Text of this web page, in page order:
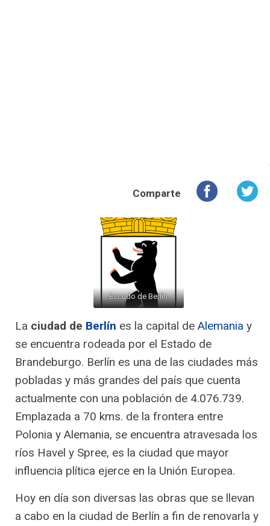
Comparte
Escudo de Berlín
La ciudad de Berlín es la capital de Alemania y
se encuentra rodeada por el Estado de
Brandeburgo. Berlín es una de las ciudades más
pobladas y más grandes del país que cuenta
actualmente con una población de 4.076.739.
Emplazada a 70 kms. de la frontera entre
Polonia y Alemania, se encuentra atravesada los
ríos Havel y Spree, es la ciudad que mayor
influencia plítica ejerce en la Unión Europea.
Hoy en día son diversas las obras que se llevan
a cabo en la ciudad de Berlín a fin de renovarla y